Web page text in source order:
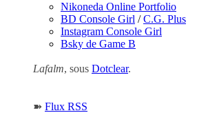
Nikoneda Online Portfolio
BD Console Girl /C.G. Plus
Instagram Console Girl
Bsky de Game B
Lafalm, sous Dotclear.
➽ Flux RSS